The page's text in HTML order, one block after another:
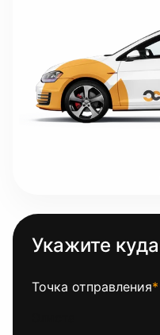
Укажите
Точка отправления*